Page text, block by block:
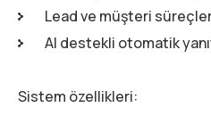
Lead ve müşteri
AI destekli otomatik
Sistem özellikleri: